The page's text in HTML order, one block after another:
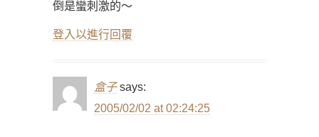
倒是蠻刺激的～
登入以進行回覆
盒子 says:
2005/02/02 at 02:24:25